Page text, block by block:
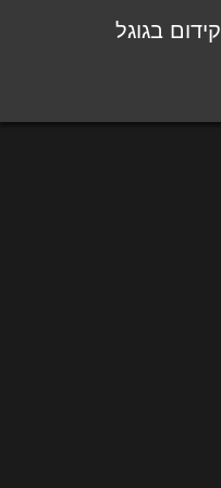
קידום בגוגל